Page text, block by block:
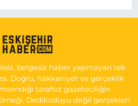
belgesiz haber yapmayan tek
Doğru, hakkaniyet ve gerçeklik
tarafsız gazeteciliğin
Dedikoduyu değil gerçekleri